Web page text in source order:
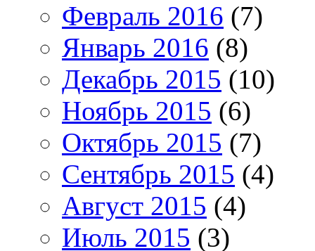
Февраль 2016 (7)
Январь 2016 (8)
Декабрь 2015 (10)
Ноябрь 2015 (6)
Октябрь 2015 (7)
Сентябрь 2015 (4)
Август 2015 (4)
Июль 2015 (3)